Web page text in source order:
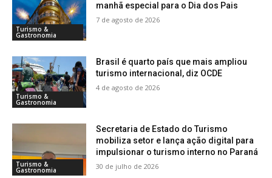
Turismo &
Gastronomia
manhã especial para o Dia dos Pais
7 de agosto de 2026
Turismo &
Gastronomia
Brasil é quarto país que mais ampliou
turismo internacional, diz OCDE
4 de agosto de 2026
Turismo &
Gastronomia
Secretaria de Estado do Turismo
mobiliza setor e lança ação digital para
impulsionar o turismo interno no Paraná
30 de julho de 2026